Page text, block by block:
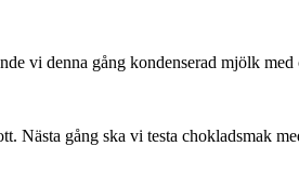
vi denna gång kondenserad mjölk med
Nästa gång ska vi testa chokladsmak